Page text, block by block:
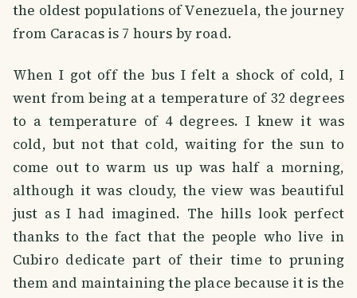
the oldest populations of Venezuela, the journey
from Caracas is 7 hours by road.
When I got off the bus I felt a shock of cold, I
went from being at a temperature of 32 degrees
to a temperature of 4 degrees. I knew it was
cold, but not that cold, waiting for the sun to
come out to warm us up was half a morning,
although it was cloudy, the view was beautiful
just as I had imagined. The hills look perfect
thanks to the fact that the people who live in
Cubiro dedicate part of their time to pruning
them and maintaining the place because it is the